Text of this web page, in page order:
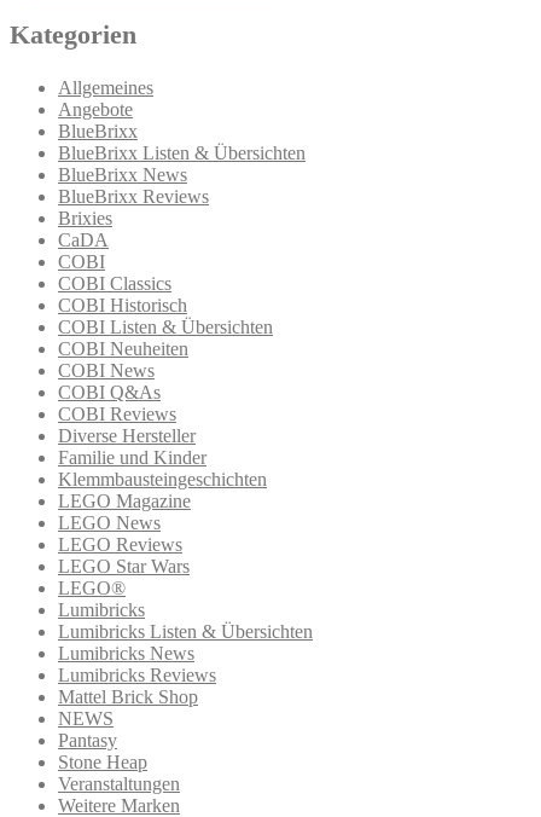
Kategorien
Allgemeines
Angebote
BlueBrixx
BlueBrixx Listen & Übersichten
BlueBrixx News
BlueBrixx Reviews
Brixies
CaDA
COBI
COBI Classics
COBI Historisch
COBI Listen & Übersichten
COBI Neuheiten
COBI News
COBI Q&As
COBI Reviews
Diverse Hersteller
Familie und Kinder
Klemmbausteingeschichten
LEGO Magazine
LEGO News
LEGO Reviews
LEGO Star Wars
LEGO®
Lumibricks
Lumibricks Listen & Übersichten
Lumibricks News
Lumibricks Reviews
Mattel Brick Shop
NEWS
Pantasy
Stone Heap
Veranstaltungen
Weitere Marken